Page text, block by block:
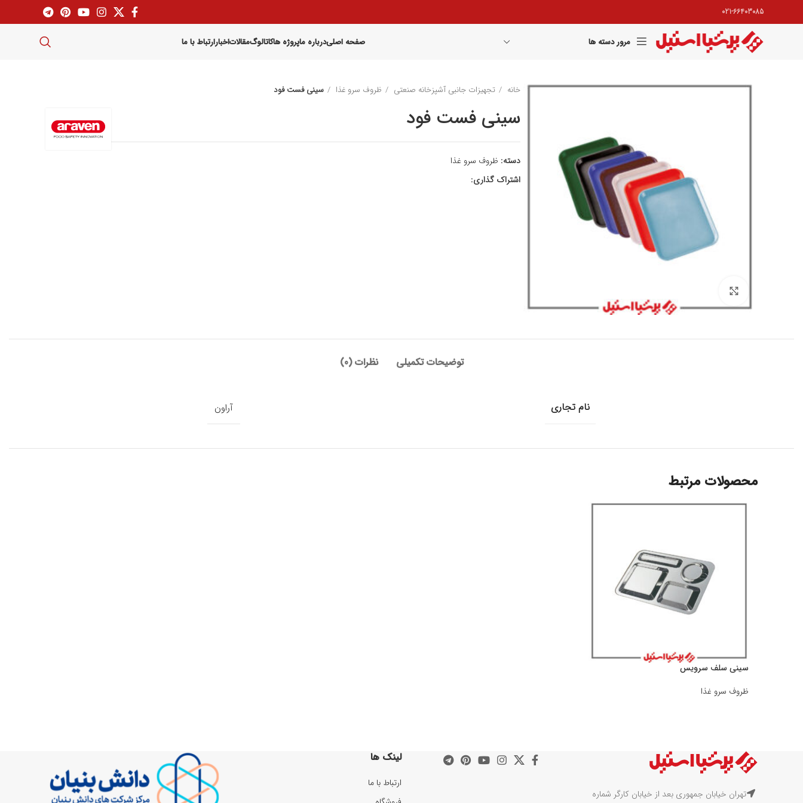
021-66403085
مرور دسته ها صفحه اصلیدرباره ماپروژه هاکاتالوگمقالاتاخبارارتباط با ما
خانه تجهیزات جانبی آشپزخانه صنعتی ظروف سرو غذا سینی فست فود
سینی فست فود
دسته: ظروف سرو غذا
اشتراک گذاری:
توضیحات تکمیلی نظرات (0)
نام تجاری آراون
محصولات مرتبط
سينى سلف سرويس
ظروف سرو غذا
تهران خیابان جمهوری بعد از خیابان کارگر شماره
لینک ها
ارتباط با ما